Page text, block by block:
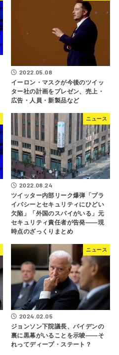
2022.05.08
イーロン・マスクが今後のツイッ
ター社の計画をプレゼン、売上・
広告・人員・新製品など
ニュース
2022.08.24
ツイッター内部リーク爆弾「プラ
イバシーとセキュリティにひどい
欠陥」「外国のスパイがいる」元
セキュリティ責任者が告発――現
時点のざっくりまとめ
ニュース
2024.02.05
ジョンソン下院議長、バイデンの
裏に黒幕がいることを示唆――そ
れってディープ・ステート？